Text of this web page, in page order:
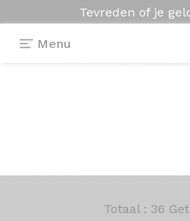
Tevreden of je
Menu
Onze
Totaal : 36